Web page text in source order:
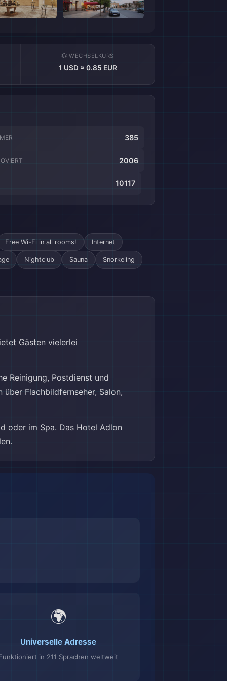
💱 WECHSELKURS
1 USD ≈ 0.85 EUR
385
2006
10117
Free Wi-Fi in all rooms! Internet
Nightclub Sauna Snorkeling
Gästen vielerlei
Reinigung, Postdienst und
Flachbildfernseher, Salon,
oder im Spa. Das Hotel Adlon
🌍
Universelle Adresse
in 211 Sprachen weltweit